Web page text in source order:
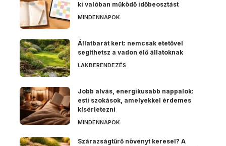
ki valóban működő időbeosztást
MINDENNAPOK
Állatbarát kert: nemcsak etetővel
segíthetsz a vadon élő állatoknak
LAKBERENDEZÉS
Jobb alvás, energikusabb nappalok:
esti szokások, amelyekkel érdemes
kísérletezni
MINDENNAPOK
Szárazságtűrő növényt keresel? A